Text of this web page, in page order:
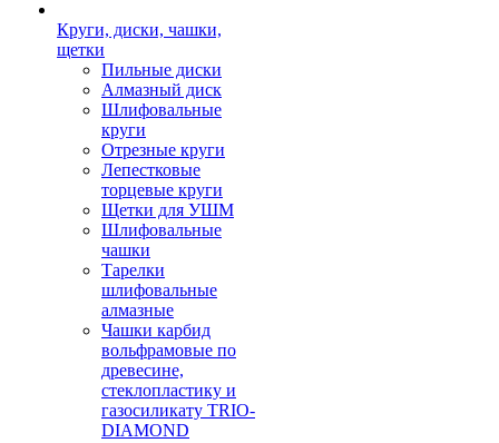
Круги, диски, чашки,
щетки
Пильные диски
Алмазный диск
Шлифовальные
круги
Отрезные круги
Лепестковые
торцевые круги
Щетки для УШМ
Шлифовальные
чашки
Тарелки
шлифовальные
алмазные
Чашки карбид
вольфрамовые по
древесине,
стеклопластику и
газосиликату TRIO-
DIAMOND